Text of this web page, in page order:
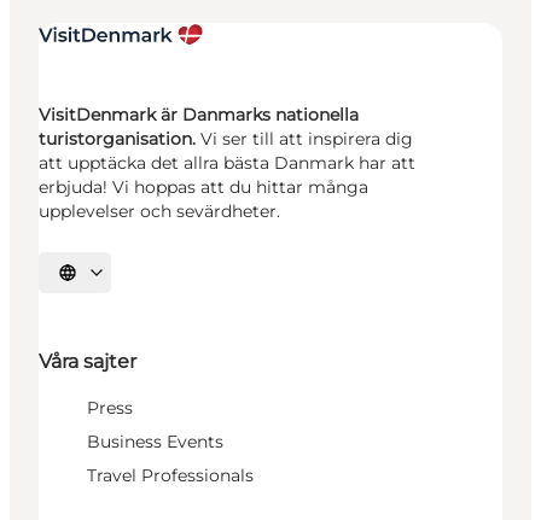
VisitDenmark är Danmarks nationella
turistorganisation. Vi ser till att inspirera dig
att upptäcka det allra bästa Danmark har att
erbjuda! Vi hoppas att du hittar många
upplevelser och sevärdheter.
Välj språk
Våra sajter
Press
Business Events
Travel Professionals